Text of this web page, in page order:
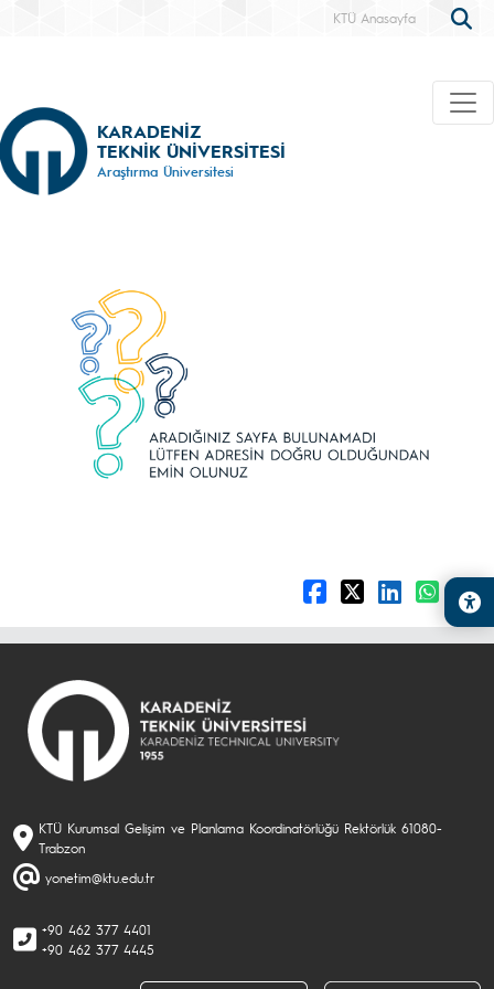
KTÜ Anasayfa
KARADENİZ
TEKNİK ÜNİVERSİTESİ
Araştırma Üniversitesi
KTÜ Kurumsal Gelişim ve Planlama Koordinatörlüğü Rektörlük 61080-
Trabzon
yonetim@ktu.edu.tr
+90 462 377 4401
+90 462 377 4445